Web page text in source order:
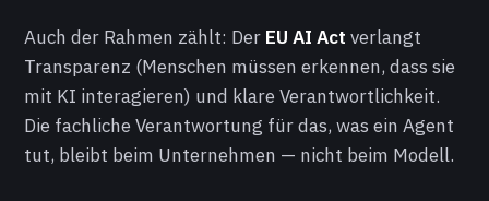
Auch der Rahmen zählt: Der EU AI Act verlangt
Transparenz (Menschen müssen erkennen, dass sie
mit KI interagieren) und klare Verantwortlichkeit.
Die fachliche Verantwortung für das, was ein Agent
tut, bleibt beim Unternehmen — nicht beim Modell.